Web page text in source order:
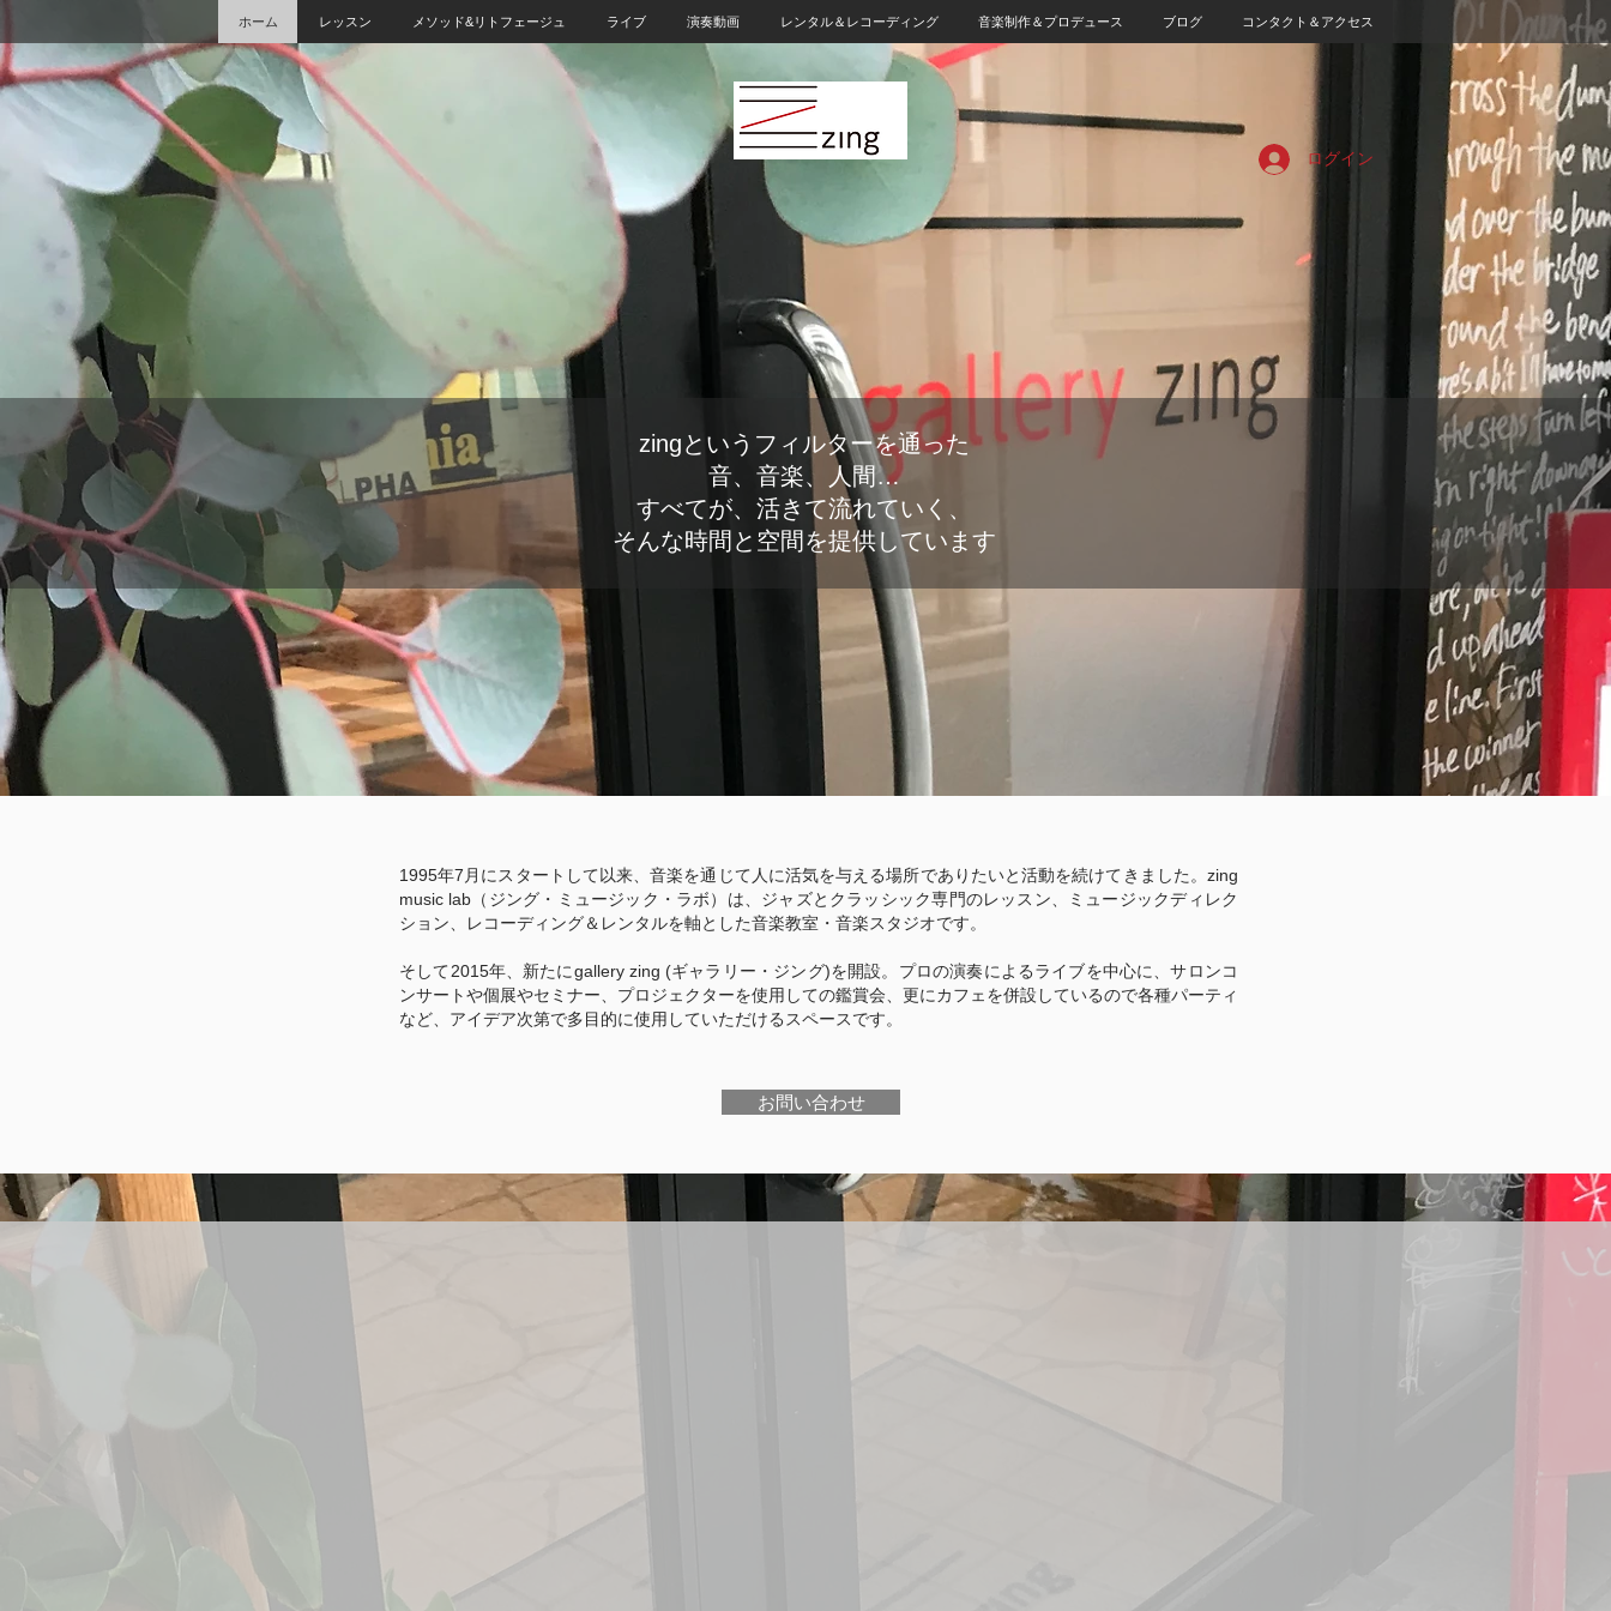
ホーム レッスン メソッド&リトフェージュ ライブ 演奏動画 レンタル＆レコーディング 音楽制作＆プロデュース ブログ コンタクト＆アクセス
ログイン
zingというフィルターを通った
音、音楽、人間…
すべてが、活きて流れていく、
そんな時間と空間を提供しています
1995年7月にスタートして以来、音楽を通じて人に活気を与える場所でありたいと活動を続けてきました。 zing
music lab（ジング・ミュージック・ラボ）は、ジャズとクラッシック専門のレッスン、ミュージックディレク
ション、レコーディング＆レンタルを軸とした音楽教室・音楽スタジオです。
そして2015年、新たにgallery zing (ギャラリー・ジング)を開設。プロの演奏によるライブを中心に、サロンコ
ンサートや個展やセミナー、プロジェクターを使用しての鑑賞会、更にカフェを併設しているので各種パーティ
など、アイデア次第で多目的に使用していただけるスペースです。
お問い合わせ